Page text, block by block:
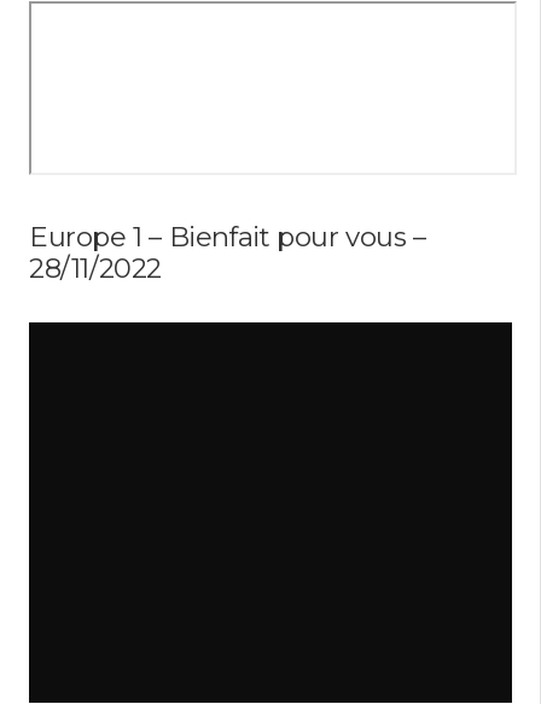
Europe 1 – Bienfait pour vous –
28/11/2022